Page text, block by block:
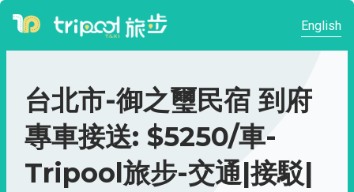
English
台北市-御之璽民宿 到府
專車接送: $5250/車-
Tripool旅步-交通|接駁|